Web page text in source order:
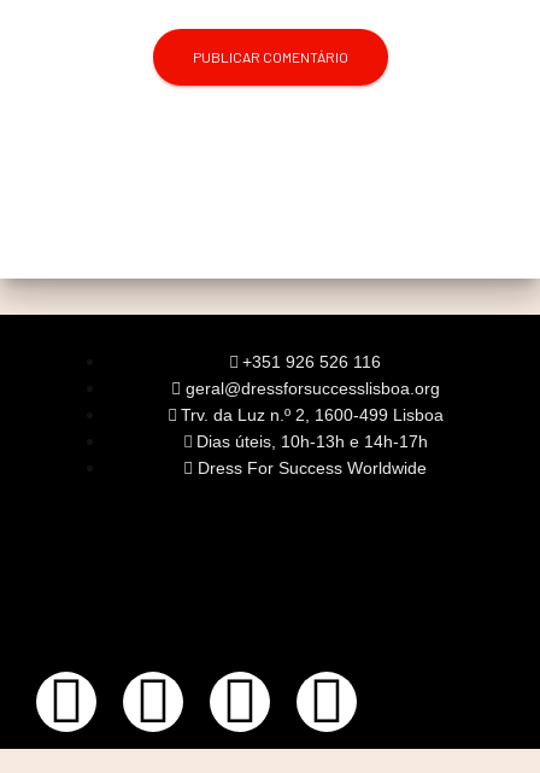
+351 926 526 116
geral@dressforsuccesslisboa.org
Trv. da Luz n.º 2, 1600-499 Lisboa
Dias úteis, 10h-13h e 14h-17h
Dress For Success Worldwide